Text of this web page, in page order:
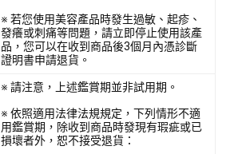
※ 若您使用美容產品時發生過敏、起疹、
發癢或刺痛等問題，請立即停止使用該產
品，您可以在收到商品後3個月內憑診斷
證明書申請退貨。
※ 請注意，上述鑑賞期並非試用期。
※ 依照適用法律法規規定，下列情形不適
用鑑賞期，除收到商品時發現有瑕疵或已
損壞者外，恕不接受退貨：